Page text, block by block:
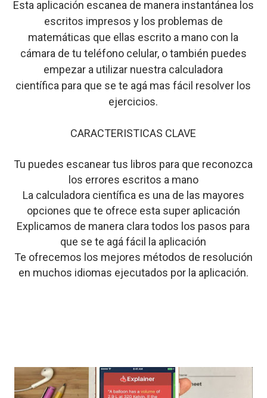
Esta aplicación escanea de manera instantánea los
escritos impresos y los problemas de
matemáticas que ellas escrito a mano con la
cámara de tu teléfono celular, o también puedes
empezar a utilizar nuestra calculadora
científica para que se te agá mas fácil resolver los
ejercicios.
CARACTERISTICAS CLAVE
Tu puedes escanear tus libros para que reconozca
los errores escritos a mano
La calculadora científica es una de las mayores
opciones que te ofrece esta super aplicación
Explicamos de manera clara todos los pasos para
que se te agá fácil la aplicación
Te ofrecemos los mejores métodos de resolución
en muchos idiomas ejecutados por la aplicación.